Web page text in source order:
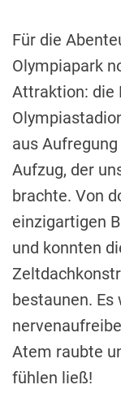
Für die
Olympiapark
Attraktion: die
aus
Aufzug, der
brachte. Von
einzigartigen
und konnten
bestaunen.
Atem raubte
fühlen ließ!